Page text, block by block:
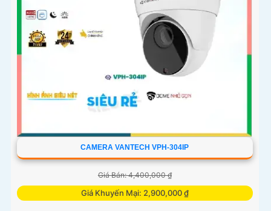
CAMERA VANTECH VPH-304IP
Giá Bán: 4,400,000 ₫
Giá Khuyến Mại: 2,900,000 ₫